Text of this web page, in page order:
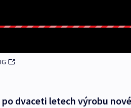
dvaceti letech výrobu